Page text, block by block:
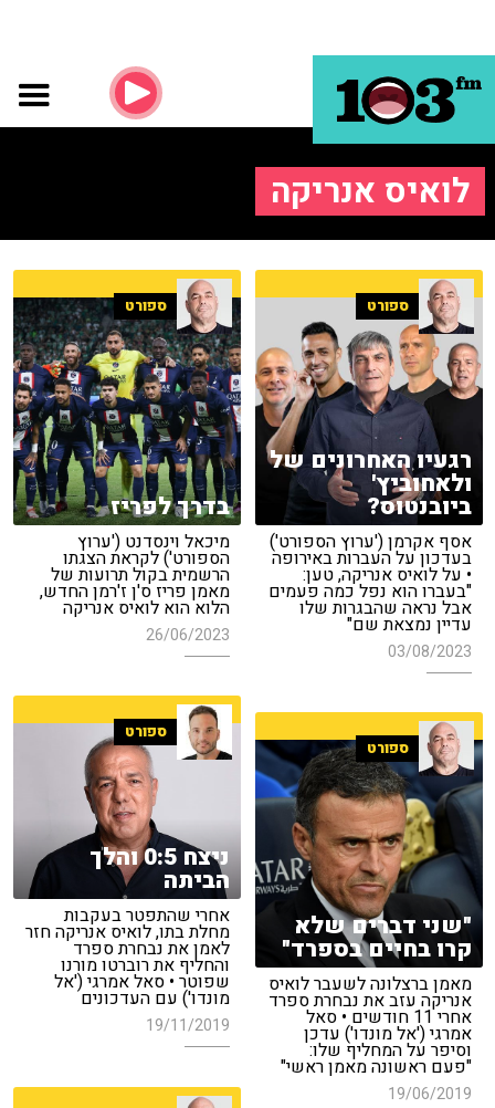
לואיס אנריקה
ספורט
רגעיו האחרונים של
ולאחוביץ'
ביובנטוס?
אסף אקרמן ('ערוץ הספורט')
בעדכון על העברות באירופה
• על לואיס אנריקה, טען:
"בעברו הוא נפל כמה פעמים
אבל נראה שהבגרות שלו
עדיין נמצאת שם"
03/08/2023
ספורט
בדרך לפריז
מיכאל וינסדנט ('ערוץ
הספורט') לקראת הצגתו
הרשמית בקול תרועות של
מאמן פריז ס'ן ז'רמן החדש,
הלוא הוא לואיס אנריקה
26/06/2023
ספורט
ניצח 0:5 והלך
הביתה
אחרי שהתפטר בעקבות
מחלת בתו, לואיס אנריקה חזר
לאמן את נבחרת ספרד
והחליף את רוברטו מורנו
שפוטר • סאל אמרגי ('אל
מונדו') עם העדכונים
19/11/2019
ספורט
"שני דברים שלא
קרו בחיים בספרד"
מאמן ברצלונה לשעבר לואיס
אנריקה עזב את נבחרת ספרד
אחרי 11 חודשים • סאל
אמרגי ('אל מונדו') עדכן
וסיפר על המחליף שלו:
"פעם ראשונה מאמן ראשי"
19/06/2019